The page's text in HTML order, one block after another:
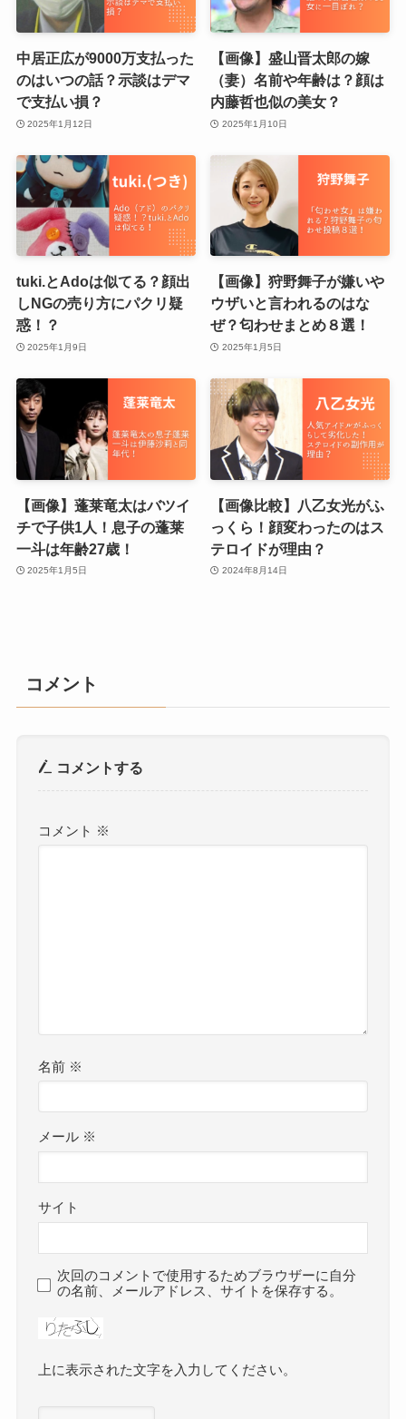
中居正広が9000万支払った
のはいつの話？示談はデマ
で支払い損？
2025年1月12日
【画像】盛山晋太郎の嫁
（妻）名前や年齢は？顔は
内藤哲也似の美女？
2025年1月10日
tuki.とAdoは似てる？顔出
しNGの売り方にパクリ疑
惑！？
2025年1月9日
【画像】狩野舞子が嫌いや
ウザいと言われるのはな
ぜ？匂わせまとめ８選！
2025年1月5日
【画像】蓬莱竜太はバツイ
チで子供1人！息子の蓬莱
一斗は年齢27歳！
2025年1月5日
【画像比較】八乙女光がふ
っくら！顔変わったのはス
テロイドが理由？
2024年8月14日
コメント
コメントする
コメント ※
名前 ※
メール ※
サイト
次回のコメントで使用するためブラウザーに自分
の名前、メールアドレス、サイトを保存する。
上に表示された文字を入力してください。